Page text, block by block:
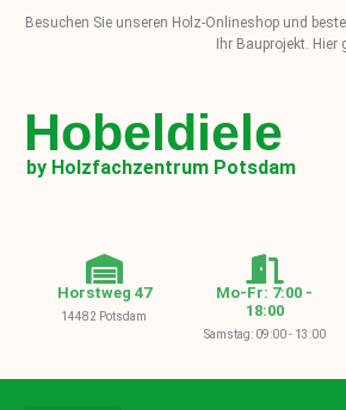
Besuchen Sie unseren Holz-Onlineshop und
Ihr Bauprojekt.
Hobeldiele
by Holzfachzentrum Potsdam
Horstweg 47
14482 Potsdam
Mo-Fr: 7:00 -
18:00
Samstag: 09:00 - 13:00